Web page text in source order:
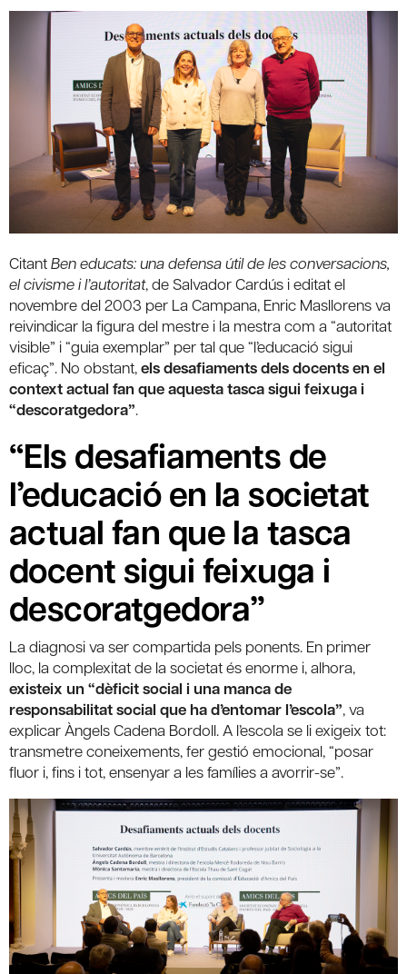
CitantBen educats: una defensa útil de les conversacions,
el civisme i l’autoritat, de Salvador Cardús i editat el
novembre del 2003 per La Campana, Enric Masllorens va
reivindicar la figura del mestre i la mestra com a “autoritat
visible” i “guia exemplar” per tal que “l’educació sigui
eficaç”. No obstant,els desafiaments dels docents en el
context actual fan que aquesta tasca sigui feixuga i
“descoratgedora”.
“Els desafiaments de
l’educació en la societat
actual fan que la tasca
docent sigui feixuga i
descoratgedora”
La diagnosi va ser compartida pels ponents. En primer
lloc, la complexitat de la societat és enorme i, alhora,
existeix un “dèficit social i una manca de
responsabilitat social que ha d’entomar l’escola”, va
explicar Àngels Cadena Bordoll. A l’escola se li exigeix tot:
transmetre coneixements, fer gestió emocional, “posar
fluor i, fins i tot, ensenyar a les famílies a avorrir-se”.